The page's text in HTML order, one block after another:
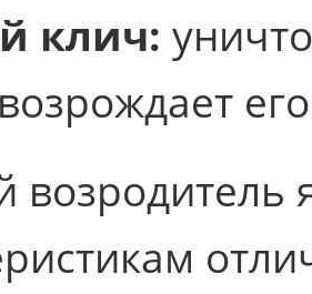
клич:
возродитель